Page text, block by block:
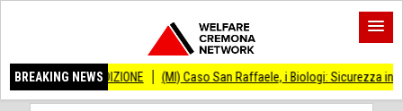
BREAKING NEWS
V EDIZIONE (MI) Caso San Raffaele, i Biologi: Sicurezza in PMA priorità